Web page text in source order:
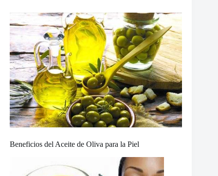
Beneficios del Aceite de Oliva para la Piel